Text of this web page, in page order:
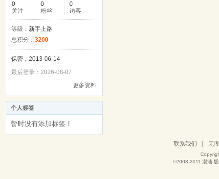
0
关注
0
粉丝
0
访客
等级： 新手上路
总积分： 3200
保密，2013-06-14
最后登录：2026-08-07
更多资料
个人标签
暂时没有添加标签！
联系我们 无
©2003-2011 潮汕